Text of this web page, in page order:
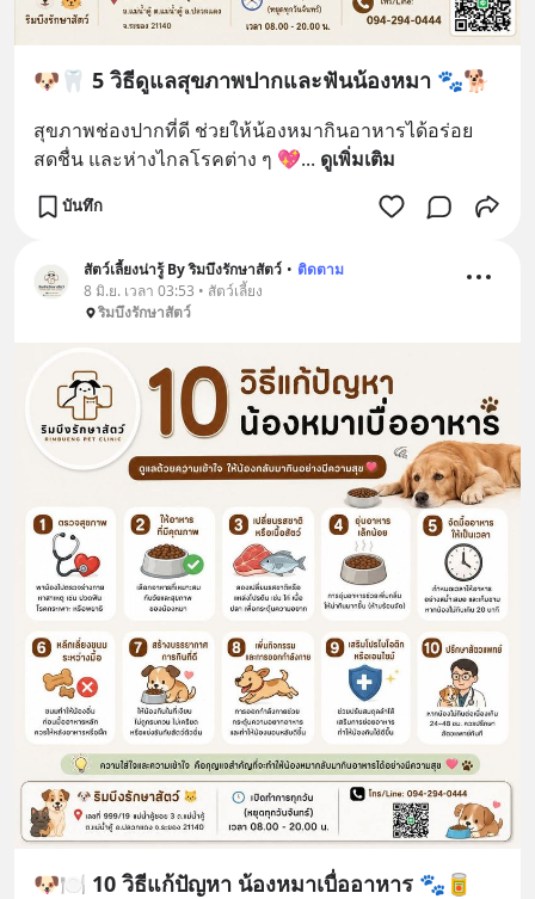
🐶🦷 5 วิธีดูแลสุขภาพปากและฟันน้องหมา 🐾🐕
สุขภาพช่องปากที่ดี ช่วยให้น้องหมากินอาหารได้อร่อย
สดชื่น และห่างไกลโรคต่าง ๆ 💖... ดูเพิ่มเติม
บันทึก
สัตว์เลี้ยงน่ารู้ By ริมบึงรักษาสัตว์ • ติดตาม
8 มิ.ย. เวลา 03:53 • สัตว์เลี้ยง
ริมบึงรักษาสัตว์
🐶🍽️ 10 วิธีแก้ปัญหา น้องหมาเบื่ออาหาร 🐾🥫